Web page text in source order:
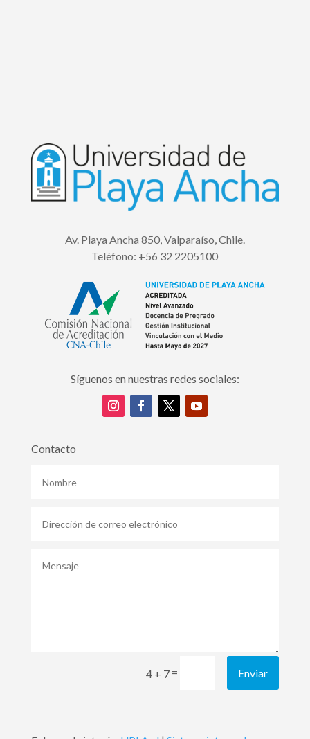
Av. Playa Ancha 850, Valparaíso, Chile.
Teléfono: +56 32 2205100
Síguenos en nuestras redes sociales:
Contacto
4 + 7 = Enviar